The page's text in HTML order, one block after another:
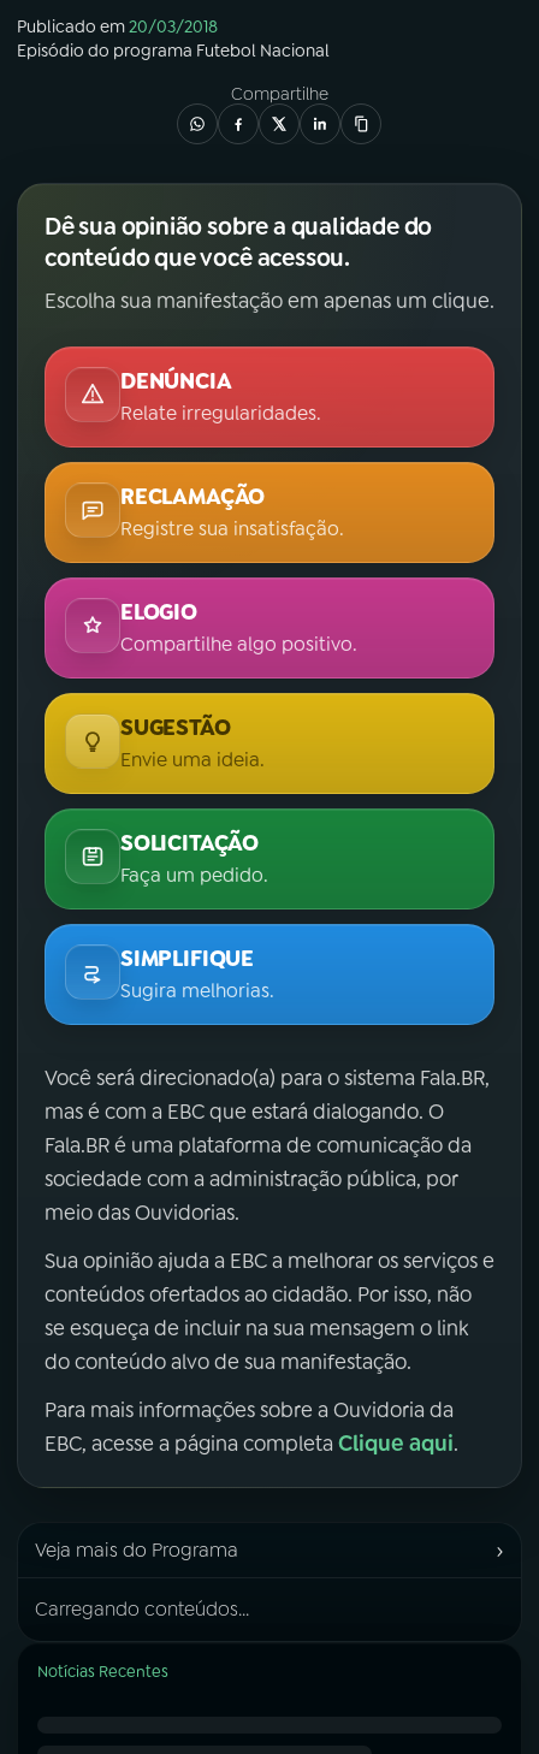
Publicado em20/03/2018
Episódio do programa Futebol Nacional
Compartilhe
Dê sua opinião sobre a qualidade do
conteúdo que você acessou.
Escolha sua manifestação em apenas um clique.
DENÚNCIA
Relate irregularidades.
RECLAMAÇÃO
Registre sua insatisfação.
ELOGIO
Compartilhe algo positivo.
SUGESTÃO
Envie uma ideia.
SOLICITAÇÃO
Faça um pedido.
SIMPLIFIQUE
Sugira melhorias.
Você será direcionado(a) para o sistema Fala.BR,
mas é com a EBC que estará dialogando. O
Fala.BR é uma plataforma de comunicação da
sociedade com a administração pública, por
meio das Ouvidorias.
Sua opinião ajuda a EBC a melhorar os serviços e
conteúdos ofertados ao cidadão. Por isso, não
se esqueça de incluir na sua mensagem o link
do conteúdo alvo de sua manifestação.
Para mais informações sobre a Ouvidoria da
EBC, acesse a página completa Clique aqui.
Veja mais do Programa ›
Carregando conteúdos...
Notícias Recentes